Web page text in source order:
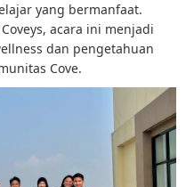
yang bermanfaat.
acara ini menjadi
dan pengetahuan
Cove.